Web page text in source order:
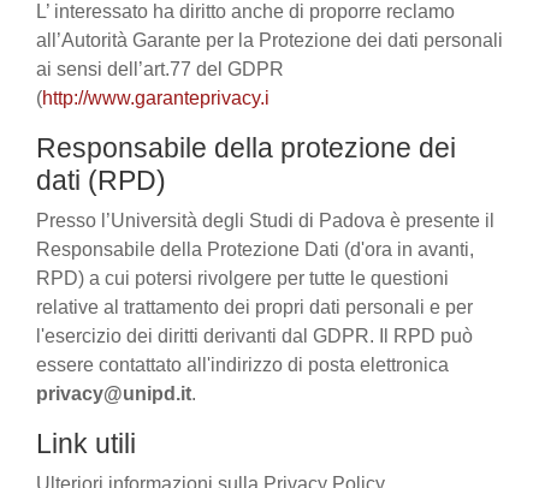
L’ interessato ha diritto anche di proporre reclamo
all’Autorità Garante per la Protezione dei dati personali
ai sensi dell’art.77 del GDPR
(http://www.garanteprivacy.i
Responsabile della protezione dei
dati (RPD)
Presso l’Università degli Studi di Padova è presente il
Responsabile della Protezione Dati (d'ora in avanti,
RPD) a cui potersi rivolgere per tutte le questioni
relative al trattamento dei propri dati personali e per
l'esercizio dei diritti derivanti dal GDPR. Il RPD può
essere contattato all'indirizzo di posta elettronica
privacy@unipd.it.
Link utili
Ulteriori informazioni sulla Privacy Policy